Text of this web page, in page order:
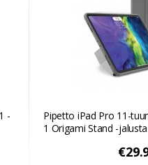
-
Pipetto iPad Pro 11-
1 Origami Stand -